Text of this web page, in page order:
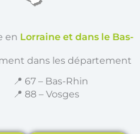
en Lorraine et dans le Bas-
dans les département
📍 67 – Bas-Rhin
📍 88 – Vosges